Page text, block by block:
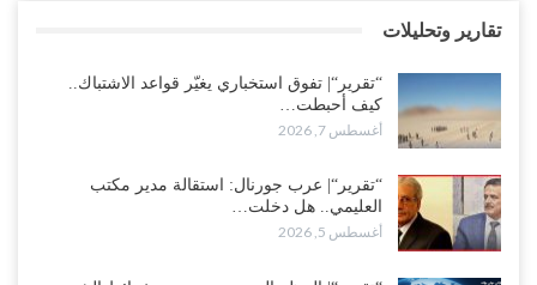
حضرموت على حافة الانفجار.. اشتباكات قبلية مع فصائل سعودية
وتعزيزات عسكرية لحماية ترتيبات تصدير النفط..!
أغسطس 5, 2026
وسط معركة سعودية لإسقاط آخر معاقل الزبيدي.. القبائل تستنفر و”درع
الوطن” تبدأ الانتشار..!
أغسطس 5, 2026
تقارير وتحليلات
“تقرير“| تفوق استخباري يغيّر قواعد الاشتباك..
كيف أحبطت…
أغسطس 7, 2026
“تقرير“| عرب جورنال: استقالة مدير مكتب
العليمي.. هل دخلت…
أغسطس 5, 2026